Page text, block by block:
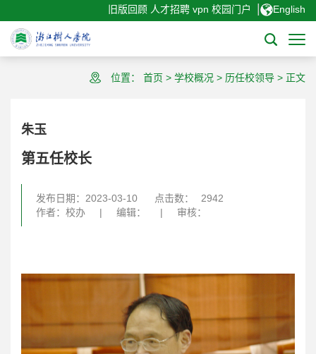
旧版回顾 人才招聘 vpn 校园门户 English
位置： 首页 > 学校概况 > 历任校领导 > 正文
朱玉
第五任校长
发布日期：2023-03-10 点击数：
2942
作者：校办
| 编辑： | 审核：